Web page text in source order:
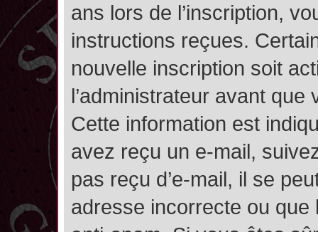
ans lors de l’inscription,
instructions reçues.
nouvelle inscription soit
l’administrateur avant
Cette information est
avez reçu un e-mail,
pas reçu d’e-mail, il se
adresse incorrecte ou que